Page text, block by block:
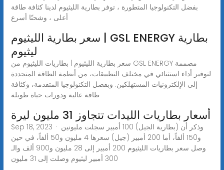
بفضل التكنولوجيا المتطورة ، توفر بطارية الليثيوم لدينا كثافة طاقة
أعلى ، وشحنًا أسرع
سعر بطارية الليثيوم | GSL ENERGY بطارية
ليثيوم
سعر بطارية الليثيوم | بطاريات الليثيوم من GSL ENERGY مصممة
لتوفير أداء استثنائي في مختلف التطبيقات، من أنظمة الطاقة المتجددة
إلى الإلكترونيات المستهلكين. وبفضل التكنولوجيا المتقدمة، وكثافة
طاقة عالية ودورات حياة طويلة
أسعار بطاريات الليدات تتجاوز 31 مليون ليرة
Sep 18, 2023 · وذكر أن (بطارية الجيل) 100 أمبير سجلت مليونين
و150 ألفاً، أما 200 أمبير (جيل) سعرها 4 مليون و50 ألفاً، في حين
وصل سعر بطاريات الليثيوم 200 أمبير إلى 28 مليون و900 ألف والـ
300 أمبير ليثيوم وصلت إلى 31 مليون